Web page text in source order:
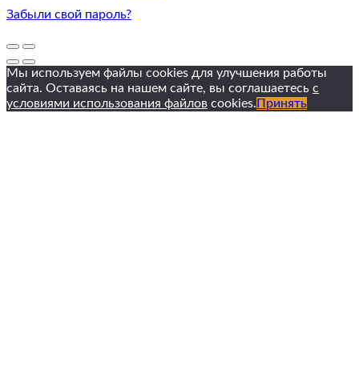
Забыли свой пароль?
Мы используем файлы cookies для улучшения работы
сайта. Оставаясь на нашем сайте, вы соглашаетесь с
условиями использования файлов cookies. Принять